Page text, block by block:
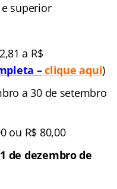
superior
a R$
–clique aqui)
a 30 de setembro
ou R$ 80,00
de dezembro de